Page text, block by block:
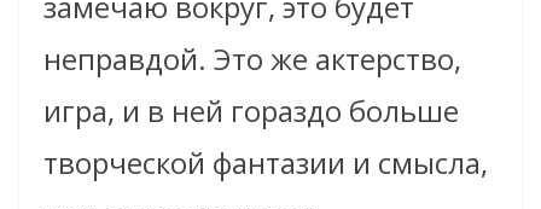
неправдой. Это же актерство,
игра, и в ней гораздо больше
творческой фантазии и смысла,